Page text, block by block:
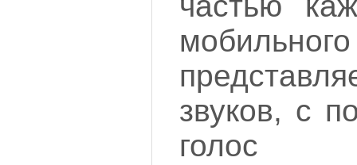
звуков, с
голос